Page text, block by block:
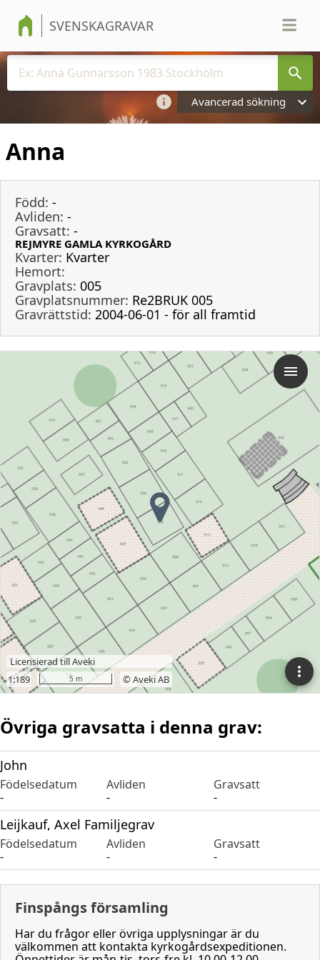
SVENSKAGRAVAR
Avancerad sökning
Anna
Född: -
Avliden: -
Gravsatt: -
REJMYRE GAMLA KYRKOGÅRD
Kvarter: Kvarter
Hemort:
Gravplats: 005
Gravplatsnummer: Re2BRUK 005
Gravrättstid: 2004-06-01 - för all framtid
Övriga gravsatta i denna grav:
John
Födelsedatum Avliden
Gravsatt
-
- -
Leijkauf, Axel Familjegrav
Födelsedatum Avliden
Gravsatt
-
- -
Finspångs församling
Har du frågor eller övriga upplysningar är du
välkommen att kontakta kyrkogårdsexpeditionen.